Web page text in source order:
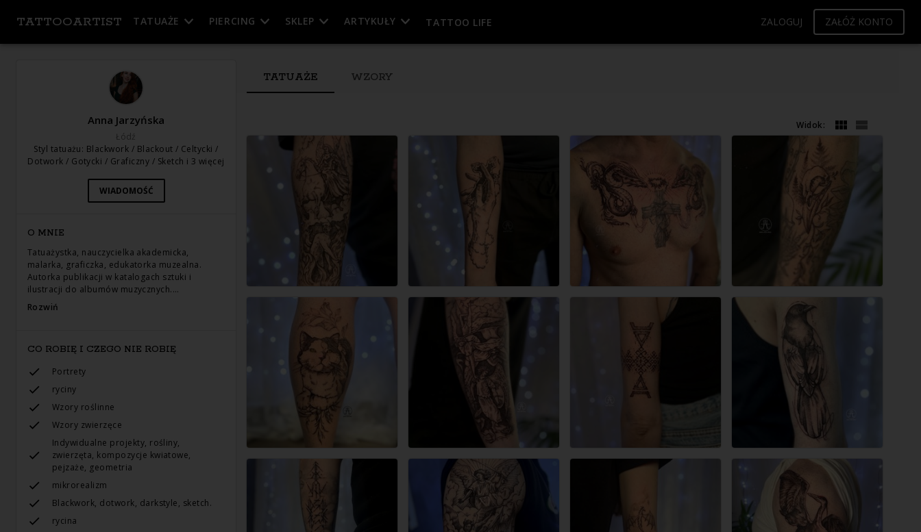
TATTOOARTIST TATUAŻE PIERCING SKLEP ARTYKUŁY TATTOO LIFE ZALOGUJ ZAŁÓŻ KONTO
Anna Jarzyńska
Łódź
Styl tatuażu: Blackwork / Blackout / Celtycki /
Dotwork / Gotycki / Graficzny / Sketch i 3 więcej
WIADOMOŚĆ
O MNIE
Tatuażystka, nauczycielka akademicka,
malarka, graficzka, edukatorka muzealna.
Autorka publikacji w katalogach sztuki i
ilustracji do albumów muzycznych.…
Rozwiń
CO ROBIĘ I CZEGO NIE ROBIĘ
Portrety
ryciny
Wzory roślinne
Wzory zwierzęce
Indywidualne projekty, rośliny,
zwierzęta, kompozycje kwiatowe,
pejzaże, geometria
mikrorealizm
Blackwork, dotwork, darkstyle, sketch.
rycina
TATUAŻE WZORY
Widok: